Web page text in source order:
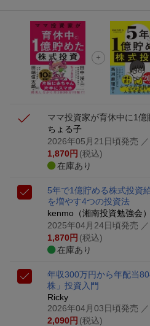
エントリー＆3,000円以上購入
ラン）が当たる！
楽天モバイル紹介キャンペーン
進呈
ママ投資家が育休中に1億
ちょる子
2026年05月21日頃発売
1,870円 (税込)
在庫あり
5年で1億貯める株式投資
を増やす4つの投資法
kenmo（湘南投資勉強会）
2025年04月24日頃発売
1,870円 (税込)
在庫あり
年収300万円から年配当
株」投資入門
Ricky
2026年04月03日頃発売
2,090円 (税込)